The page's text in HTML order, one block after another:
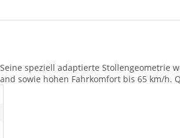
speziell adaptierte Stollengeometrie
sowie hohen Fahrkomfort bis 65 km/h.